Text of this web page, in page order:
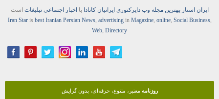
ایران استار بهترین مجله وب دایرکتوری ایرانیان کانادا بااخبار اجتماعی تبلیغات است
Iran Staris best Iranian Persian News, advertisingin Magazine, online, Social Business,
Web Directory
روزنامه معتبر، متنوع، حرفه‌ای، بدون گرایش